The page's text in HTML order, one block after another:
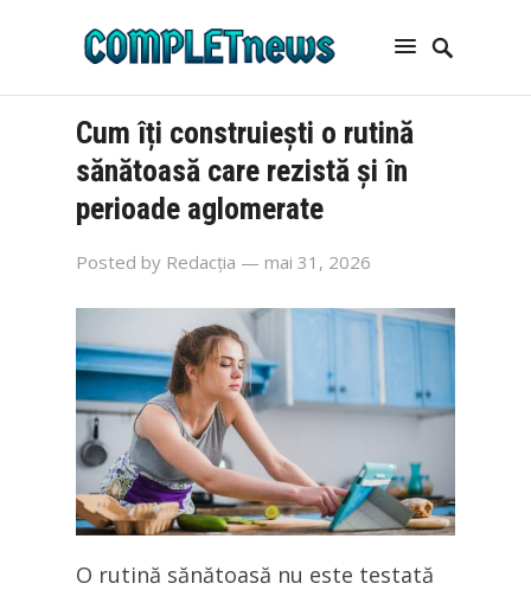
Cum îți construiești o rutină
sănătoasă care rezistă și în
perioade aglomerate
Posted by Redacția — mai 31, 2026
O rutină sănătoasă nu este testată